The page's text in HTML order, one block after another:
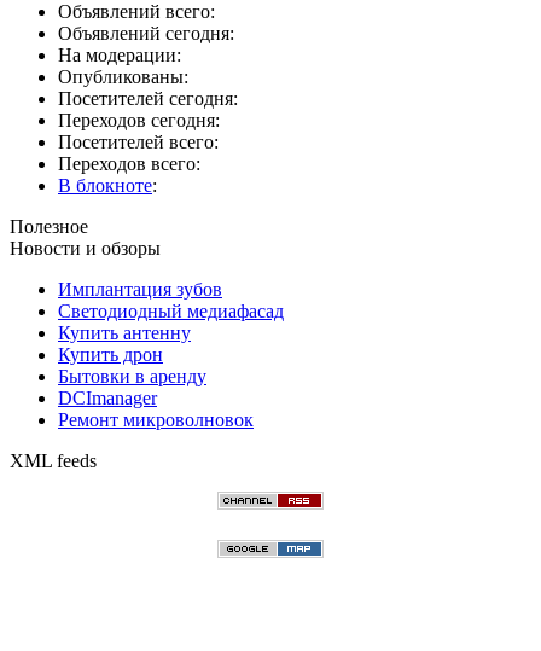
Объявлений всего:
Объявлений сегодня:
На модерации:
Опубликованы:
Посетителей сегодня:
Переходов сегодня:
Посетителей всего:
Переходов всего:
В блокноте:
Полезное
Новости и обзоры
Имплантация зубов
Светодиодный медиафасад
Купить антенну
Купить дрон
Бытовки в аренду
DCImanager
Ремонт микроволновок
XML feeds